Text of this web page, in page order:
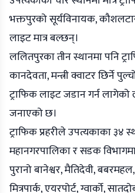
भक्तपुरको सूर्यविनायक,
लाइट मात्र बल्छन्।
ललितपुरका तीन स्थानमा पनि
कानदेवता, मन्त्री क्वाटर छिर्ने
ट्राफिक लाइट जडान गर्न
जनाएको छ।
ट्राफिक प्रहरीले उपत्यकाका ३४
महानगरपालिका र सडक
पुरानो बानेश्वर, मैतिदेवी, बबरमहल,
मित्रपार्क, एयरपोर्ट, ग्वार्को,